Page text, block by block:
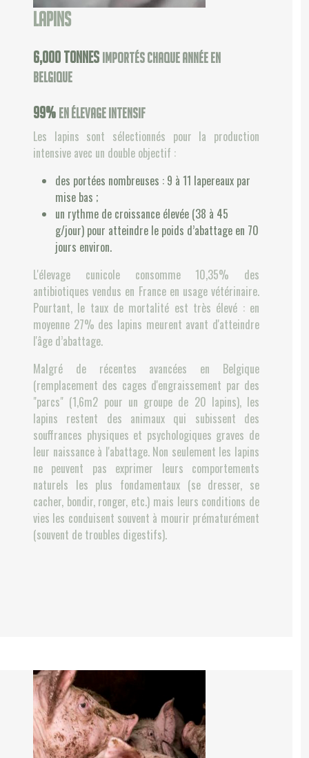
Lapins
6,000tonnes importés chaque année en
Belgique
99% en élevage intensif
Les lapins sont sélectionnés pour la production
intensive avec un double objectif :
des portées nombreuses : 9 à 11 lapereaux par
mise bas ;
un rythme de croissance élevée (38 à 45
g/jour) pour atteindre le poids d’abattage en 70
jours environ.
L'élevage cunicole consomme 10,35% des
antibiotiques vendus en France en usage vétérinaire.
Pourtant, le taux de mortalité est très élevé : en
moyenne 27% des lapins meurent avant d'atteindre
l'âge d’abattage.
Malgré de récentes avancées en Belgique
(remplacement des cages d'engraissement par des
"parcs" (1,6m2 pour un groupe de 20 lapins), les
lapins restent des animaux qui subissent des
souffrances physiques et psychologiques graves de
leur naissance à l'abattage. Non seulement les lapins
ne peuvent pas exprimer leurs comportements
naturels les plus fondamentaux (se dresser, se
cacher, bondir, ronger, etc.) mais leurs conditions de
vies les conduisent souvent à mourir prématurément
(souvent de troubles digestifs).